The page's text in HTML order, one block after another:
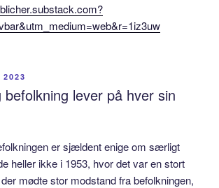
2023
befolkning lever på hver sin
er sjældent enige om særligt
heller ikke i 1953, hvor det var en stort
mødte stor modstand fra befolkningen,